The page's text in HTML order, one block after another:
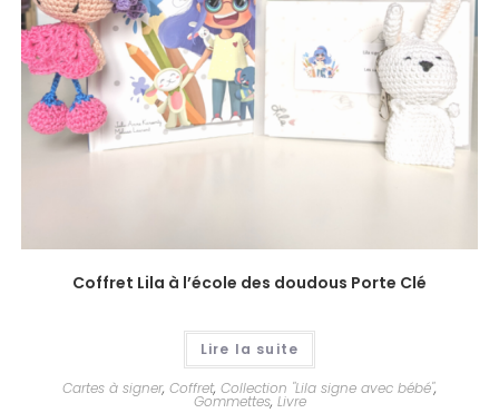
Coffret Lila à l’école des doudous Porte Clé
Lire la suite
Cartes à signer, Coffret, Collection "Lila signe avec bébé",
Gommettes, Livre